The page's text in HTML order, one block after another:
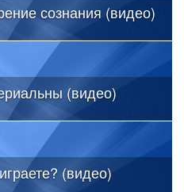
сознания (видео)
(видео)
(видео)